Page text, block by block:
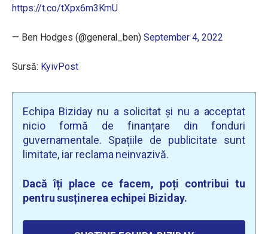
https://t.co/tXpx6m3KmU
— Ben Hodges (@general_ben) September 4, 2022
Sursă: KyivPost
Echipa Biziday nu a solicitat și nu a acceptat
nicio formă de finanțare din fonduri
guvernamentale. Spațiile de publicitate sunt
limitate, iar reclama neinvazivă.
Dacă îți place ce facem, poți contribui tu
pentru susținerea echipei Biziday.